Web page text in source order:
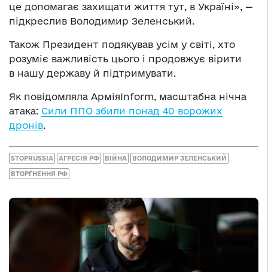
це допомагає захищати життя тут, в Україні», —
підкреслив Володимир Зеленський.
Також Президент подякував усім у світі, хто
розуміє важливість цього і продовжує вірити
в нашу державу й підтримувати.
Як повідомляла АрміяInform, масштабна нічна
атака: Сили ППО збили понад 40 ворожих
дронів.
STOPRUSSIA АГРЕСІЯ РФ ВІЙНА ВОЛОДИМИР ЗЕЛЕНСЬКИЙ
ВТОРГНЕННЯ РФ